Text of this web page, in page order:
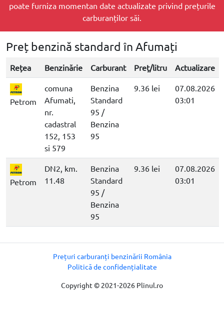
poate furniza momentan date actualizate privind prețurile
carburanților săi.
Preț benzină standard în Afumați
Rețea Benzinărie Carburant Preț/litru Actualizare
Petrom
comuna
Afumati,
nr.
cadastral
152, 153
si 579
Benzina
Standard
95 /
Benzina
95
9.36 lei
07.08.2026
03:01
Petrom
DN2, km.
11.48
Benzina
Standard
95 /
Benzina
95
9.36 lei
07.08.2026
03:01
Copyright © 2021-2026 Plinul.ro
Prețuri carburanți benzinării România
Politică de confidențialitate